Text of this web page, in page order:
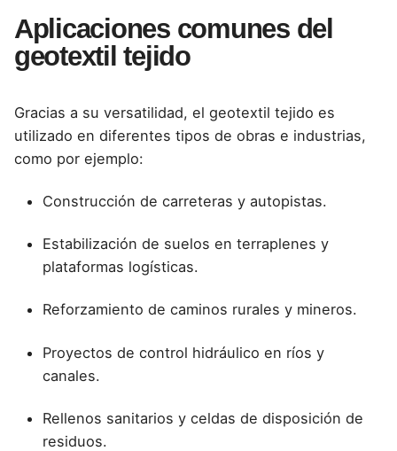
Aplicaciones comunes del
geotextil tejido
Gracias a su versatilidad, el geotextil tejido es
utilizado en diferentes tipos de obras e industrias,
como por ejemplo:
Construcción de carreteras y autopistas.
Estabilización de suelos en terraplenes y
plataformas logísticas.
Reforzamiento de caminos rurales y mineros.
Proyectos de control hidráulico en ríos y
canales.
Rellenos sanitarios y celdas de disposición de
residuos.